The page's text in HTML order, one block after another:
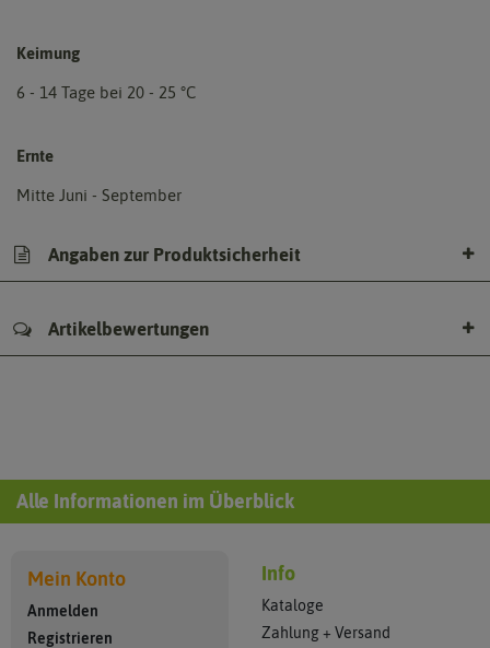
Keimung
6 - 14 Tage bei 20 - 25 °C
Ernte
Mitte Juni - September
Angaben zur Produktsicherheit
Artikelbewertungen
Alle Informationen im Überblick
Mein Konto
Anmelden
Registrieren
Info
Kataloge
Zahlung + Versand